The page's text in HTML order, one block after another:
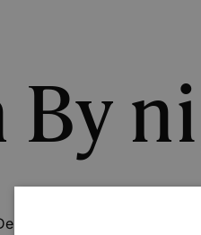
By
er liv og glade dage i